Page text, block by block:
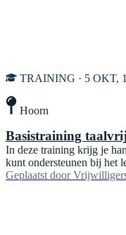
TRAINING · 5 OKT,
Hoorn
Basistraining
In deze training krijg je
kunt ondersteunen bij het
Geplaatst door